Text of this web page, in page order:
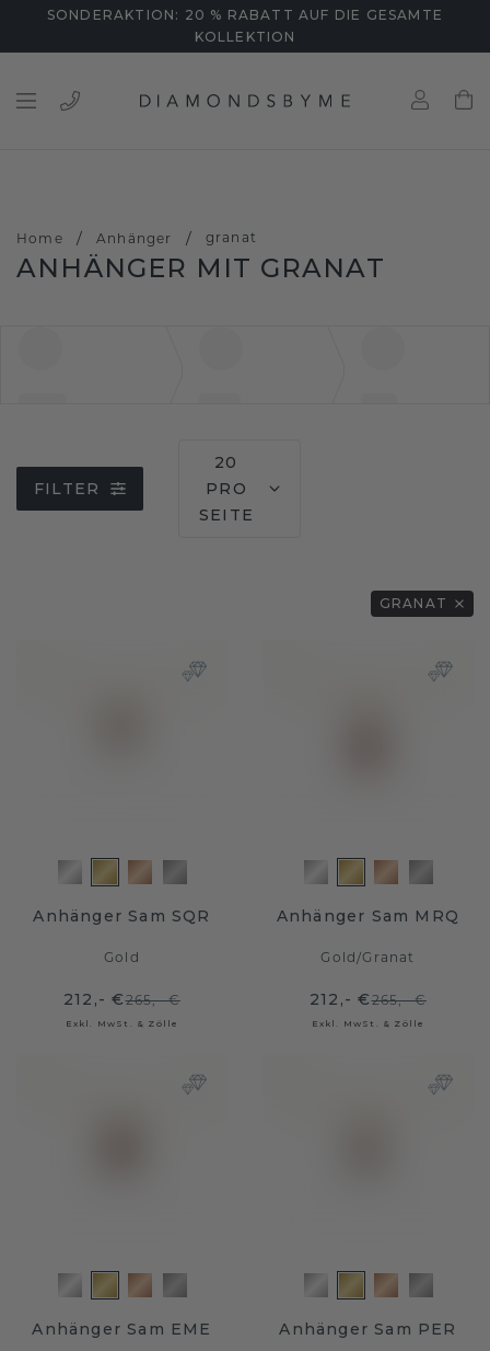
SONDERAKTION: 20 % RABATT AUF DIE GESAMTE
KOLLEKTION
Home / Anhänger / granat
ANHÄNGER MIT GRANAT
FILTER
20
PRO
SEITE
GRANAT
Anhänger Sam SQR
Gold
212,- €265,- €
Exkl. MwSt. & Zölle
Anhänger Sam MRQ
Gold/Granat
212,- €265,- €
Exkl. MwSt. & Zölle
Anhänger Sam EME Anhänger Sam PER